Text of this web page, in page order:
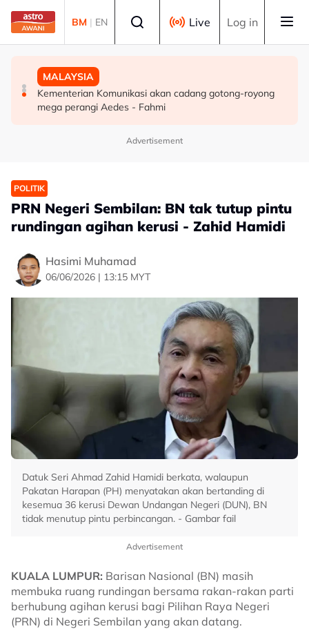
Skip to main content
BM | EN Live Log in
MALAYSIA
TMJ terima menghadap pemilik bersama Chelsea FC
menjelang aksi persahabatan malam ini
SUKAN
Gabriel Palmero sah milik JDT!
MALAYSIA
Kementerian Komunikasi akan cadang gotong-royong
mega perangi Aedes - Fahmi
Advertisement
POLITIK
PRN Negeri Sembilan: BN tak tutup pintu
rundingan agihan kerusi - Zahid Hamidi
Hasimi Muhamad
06/06/2026 | 13:15 MYT
Datuk Seri Ahmad Zahid Hamidi berkata, walaupun
Pakatan Harapan (PH) menyatakan akan bertanding di
kesemua 36 kerusi Dewan Undangan Negeri (DUN), BN
tidak menutup pintu perbincangan. - Gambar fail
Advertisement
KUALA LUMPUR: Barisan Nasional (BN) masih
membuka ruang rundingan bersama rakan-rakan parti
berhubung agihan kerusi bagi Pilihan Raya Negeri
(PRN) di Negeri Sembilan yang akan datang.